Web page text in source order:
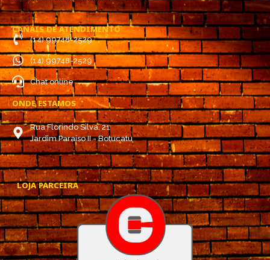
CANAIS DE ATENDIMENTO
(14) 99748-2529
(14) 99748-2529
Chat online
ONDE ESTAMOS
Rua Florindo Silva, 21
Jardim Paraíso II - Botucatu
LOJA PARCEIRA